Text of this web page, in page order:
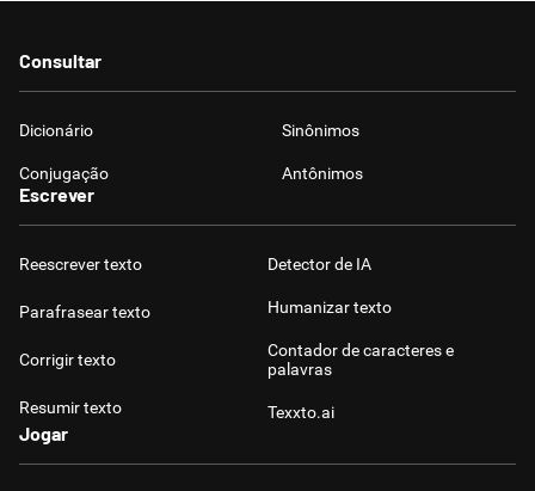
Consultar
Dicionário Sinônimos
Conjugação Antônimos
Escrever
Reescrever texto
Parafrasear texto
Corrigir texto
Resumir texto
Detector de IA
Humanizar texto
Contador de caracteres e
palavras
Texxto.ai
Jogar